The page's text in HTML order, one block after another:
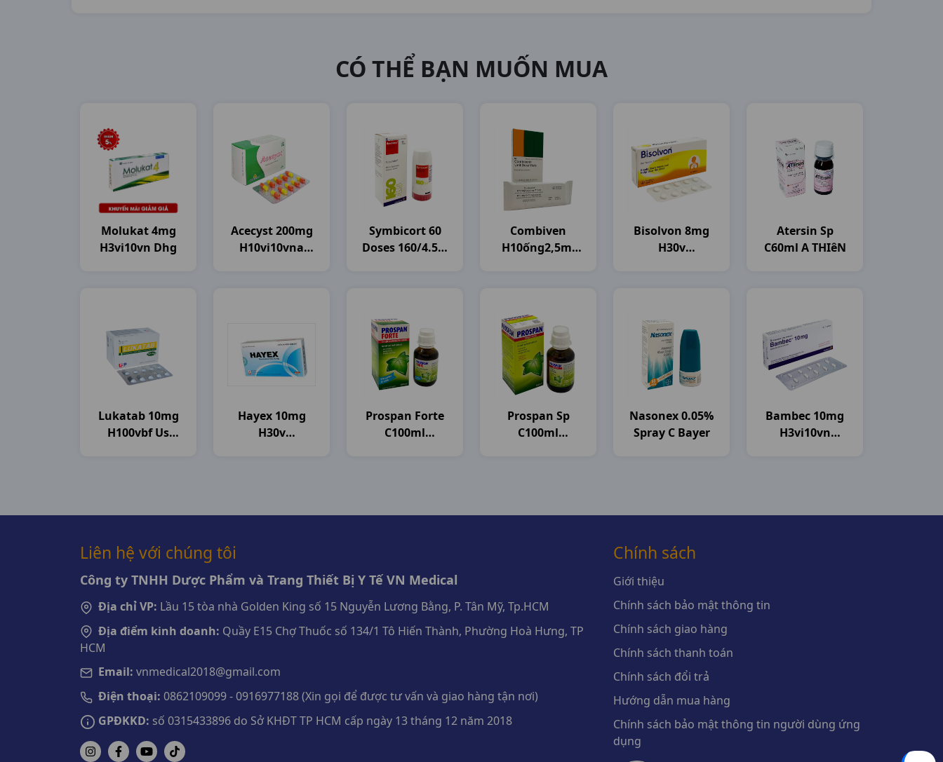
CÓ THỂ BẠN MUỐN MUA
Molukat 4mg
H3vi10vn Dhg
Acecyst 200mg
H10vi10vna
Symbicort 60
Doses 160/4.5 C
Combiven
H10ống2,5ml
Bisolvon 8mg
H30v
Atersin Sp
C60ml A THIêN
Lukatab 10mg
H100vbf Us
Hayex 10mg
H30v
Prospan Forte
C100ml
Prospan Sp
C100ml
Nasonex 0.05%
Spray C Bayer
Bambec 10mg
H3vi10vn
Liên hệ với chúng tôi
Công ty TNHH Dược Phẩm và Trang Thiết Bị Y Tế VN Medical
Địa chỉ VP: Lầu 15 tòa nhà Golden King số 15 Nguyễn Lương Bằng, P. Tân Mỹ, Tp.HCM
Địa điểm kinh doanh: Quầy E15 Chợ Thuốc số 134/1 Tô Hiến Thành, Phường Hoà Hưng, TP
HCM
Email: vnmedical2018@gmail.com
Điện thoại: 0862109099 - 0916977188 (Xin gọi để được tư vấn và giao hàng tận nơi)
GPĐKKD: số 0315433896 do Sở KHĐT TP HCM cấp ngày 13 tháng 12 năm 2018
Chính sách
Giới thiệu
Chính sách bảo mật thông tin
Chính sách giao hàng
Chính sách thanh toán
Chính sách đổi trả
Hướng dẫn mua hàng
Chính sách bảo mật thông tin người dùng ứng
dụng